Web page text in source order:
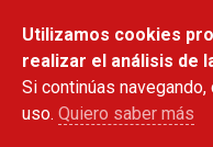
Utilizamos cookies
realizar el análisis de
Si continúas
uso. Quiero saber más